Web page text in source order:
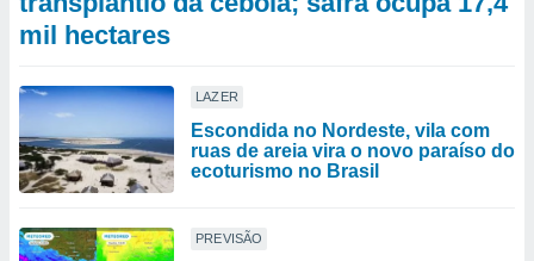
mil hectares
LAZER
Escondida no Nordeste, vila com
ruas de areia vira o novo paraíso do
ecoturismo no Brasil
PREVISÃO